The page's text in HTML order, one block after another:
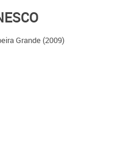
Grande (2009)